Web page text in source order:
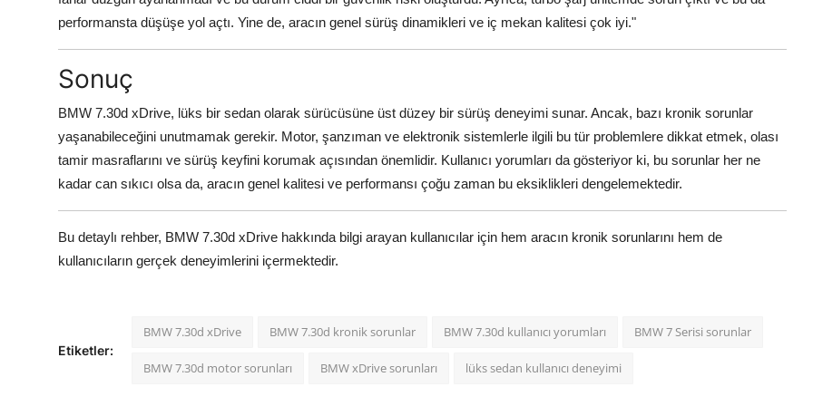
performansta düşüşe yol açtı. Yine de, aracın genel sürüş dinamikleri ve iç mekan kalitesi çok iyi."
Sonuç
BMW 7.30d xDrive, lüks bir sedan olarak sürücüsüne üst düzey bir sürüş deneyimi sunar. Ancak, bazı kronik sorunlar
yaşanabileceğini unutmamak gerekir. Motor, şanzıman ve elektronik sistemlerle ilgili bu tür problemlere dikkat etmek, olası
tamir masraflarını ve sürüş keyfini korumak açısından önemlidir. Kullanıcı yorumları da gösteriyor ki, bu sorunlar her ne
kadar can sıkıcı olsa da, aracın genel kalitesi ve performansı çoğu zaman bu eksiklikleri dengelemektedir.
Bu detaylı rehber, BMW 7.30d xDrive hakkında bilgi arayan kullanıcılar için hem aracın kronik sorunlarını hem de
kullanıcıların gerçek deneyimlerini içermektedir.
Etiketler:
BMW 7.30d xDrive BMW 7.30d kronik sorunlar BMW 7.30d kullanıcı yorumları BMW 7 Serisi sorunlar
BMW 7.30d motor sorunları BMW xDrive sorunları lüks sedan kullanıcı deneyimi